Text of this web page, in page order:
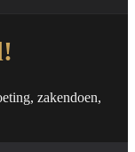
zakendoen,